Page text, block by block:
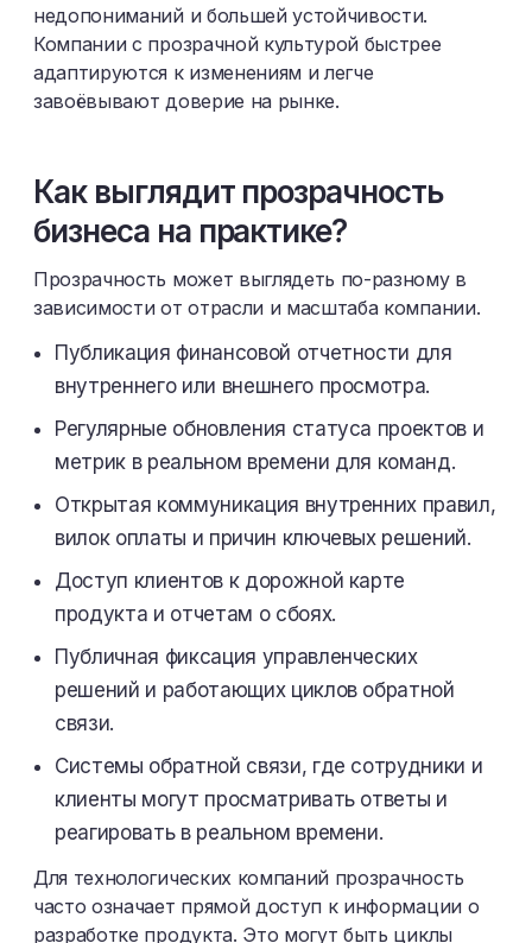
недопониманий и большей устойчивости.
Компании с прозрачной культурой быстрее
адаптируются к изменениям и легче
завоёвывают доверие на рынке.
Как выглядит прозрачность
бизнеса на практике?
Прозрачность может выглядеть по-разному в
зависимости от отрасли и масштаба компании.
Публикация финансовой отчетности для
внутреннего или внешнего просмотра.
Регулярные обновления статуса проектов и
метрик в реальном времени для команд.
Открытая коммуникация внутренних правил,
вилок оплаты и причин ключевых решений.
Доступ клиентов к дорожной карте
продукта и отчетам о сбоях.
Публичная фиксация управленческих
решений и работающих циклов обратной
связи.
Системы обратной связи, где сотрудники и
клиенты могут просматривать ответы и
реагировать в реальном времени.
Для технологических компаний прозрачность
часто означает прямой доступ к информации о
разработке продукта. Это могут быть циклы